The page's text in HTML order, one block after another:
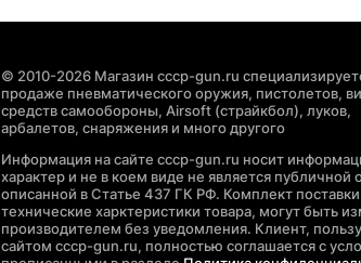
© 2010-2026 Магазин cccp-gun.ru
продаже пневматического оружия, пистолетов,
средств самообороны, Airsoft (страйкбол), луков,
арбалетов, снаряжения и много другого
Информация на сайте cccp-gun.ru носит
характер и не в коем виде не является публичной
описанной в Статье 437 ГК РФ. Комплект поставки
технические харктеристики товара, могут быть
производителем без уведомления. Клиент,
сайтом cccp-gun.ru, полностью соглашается с